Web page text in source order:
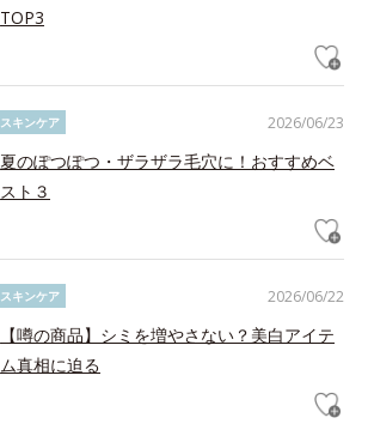
TOP3
2026/06/23
スキンケア
夏のぽつぽつ・ザラザラ毛穴に！おすすめベ
スト３
2026/06/22
スキンケア
【噂の商品】シミを増やさない？美白アイテ
ム真相に迫る